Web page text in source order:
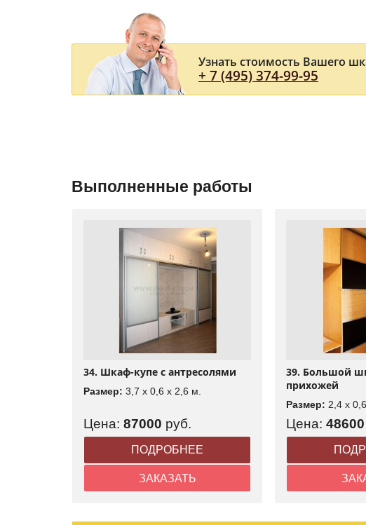
Узнать стоимость Вашего
+ 7 (495) 374-99-95
Выполненные работы
34. Шкаф-купе с антресолями
Размер: 3,7 x 0,6 x 2,6 м.
Цена: 87000 руб.
ПОДРОБНЕЕ
ЗАКАЗАТЬ
39. Большой
прихожей
Размер: 2,4 x
Цена: 48600